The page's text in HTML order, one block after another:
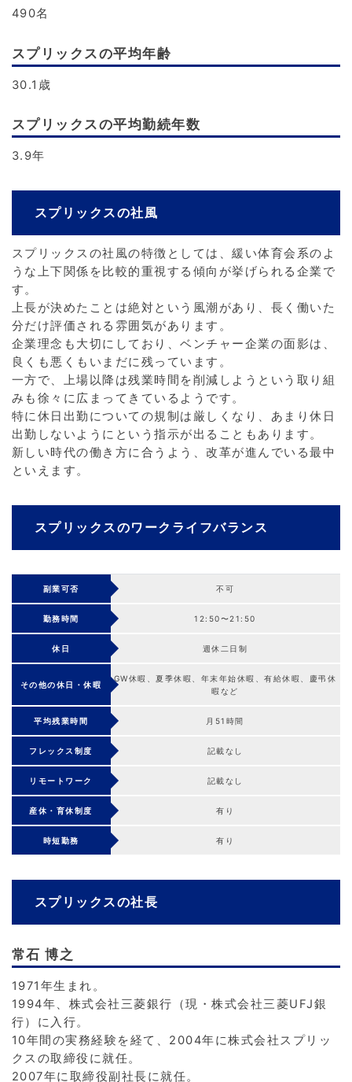
490名
スプリックスの平均年齢
30.1歳
スプリックスの平均勤続年数
3.9年
スプリックスの社風
スプリックスの社風の特徴としては、緩い体育会系のよ
うな上下関係を比較的重視する傾向が挙げられる企業で
す。
上長が決めたことは絶対という風潮があり、長く働いた
分だけ評価される雰囲気があります。
企業理念も大切にしており、ベンチャー企業の面影は、
良くも悪くもいまだに残っています。
一方で、上場以降は残業時間を削減しようという取り組
みも徐々に広まってきているようです。
特に休日出勤についての規制は厳しくなり、あまり休日
出勤しないようにという指示が出ることもあります。
新しい時代の働き方に合うよう、改革が進んでいる最中
といえます。
スプリックスのワークライフバランス
副業可否 不可
勤務時間 12:50〜21:50
休日 週休二日制
その他の休日・休暇
GW休暇、夏季休暇、年末年始休暇、有給休暇、慶弔休
暇など
平均残業時間 月51時間
フレックス制度 記載なし
リモートワーク 記載なし
産休・育休制度 有り
時短勤務 有り
スプリックスの社長
常石 博之
1971年生まれ。
1994年、株式会社三菱銀行（現・株式会社三菱UFJ銀
行）に入行。
10年間の実務経験を経て、2004年に株式会社スプリッ
クスの取締役に就任。
2007年に取締役副社長に就任。